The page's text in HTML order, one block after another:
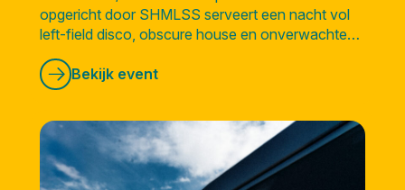
opgericht door SHMLSS serveert een nacht vol
left-field disco, obscure house en onverwachte
Bekijk event